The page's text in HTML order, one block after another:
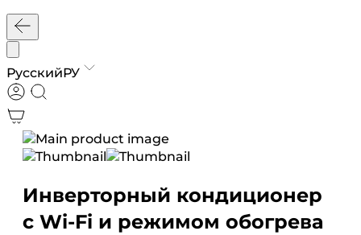
РусскийРУ
Инверторный кондиционер
с Wi-Fi и режимом обогрева